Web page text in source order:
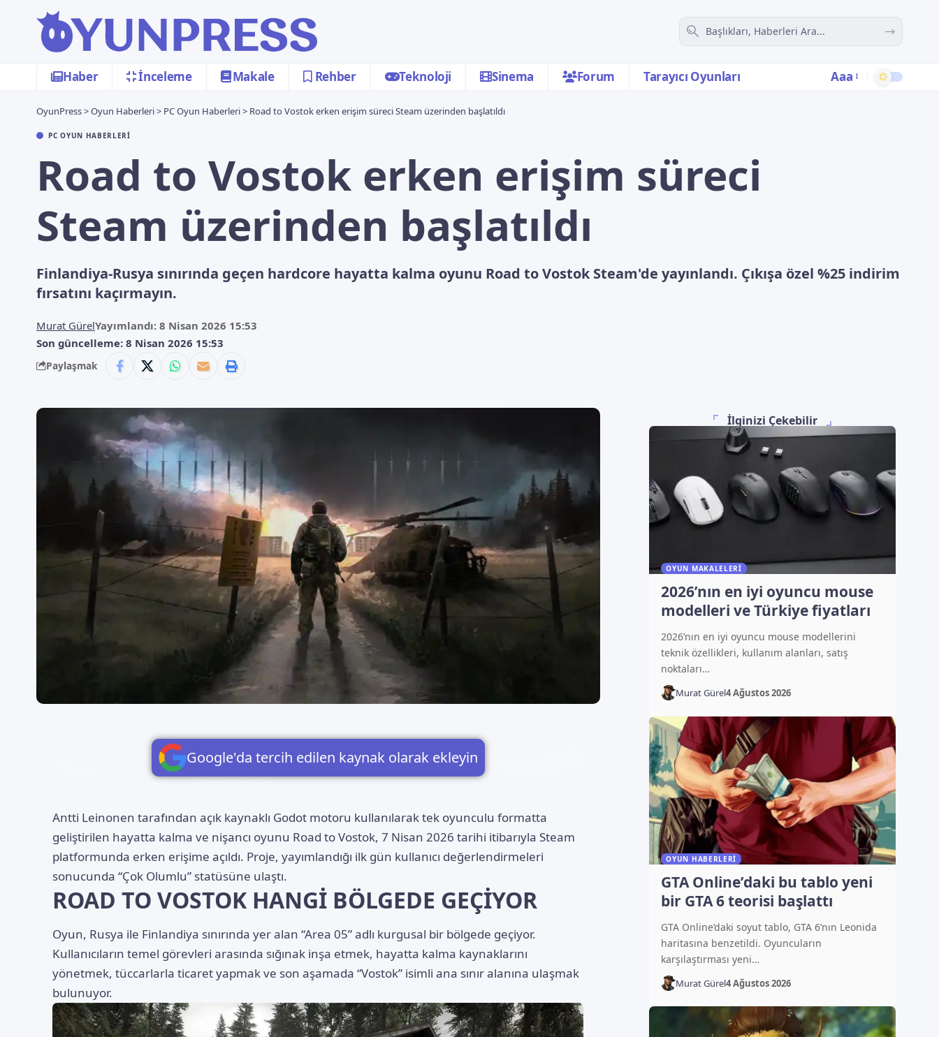
Haber İnceleme Makale Rehber Teknoloji Sinema Forum Tarayıcı Oyunları Aaa
OyunPress>Oyun Haberleri> PC Oyun Haberleri> Road to Vostok erken erişim süreci Steam üzerinden başlatıldı
PC OYUN HABERLERI
Road to Vostok erken erişim süreci
Steam üzerinden başlatıldı
Finlandiya-Rusya sınırında geçen hardcore hayatta kalma oyunu Road to Vostok Steam'de yayınlandı. Çıkışa özel %25 indirim
fırsatını kaçırmayın.
Son güncelleme: 8 Nisan 2026 15:53
Murat GürelYayımlandı: 8 Nisan 2026 15:53
Paylaşmak
Google'da tercih edilen kaynak olarak ekleyin
Antti Leinonen tarafından açık kaynaklı Godot motoru kullanılarak tek oyunculu formatta
geliştirilen hayatta kalma ve nişancı oyunu Road to Vostok, 7 Nisan 2026 tarihi itibarıyla Steam
platformunda erken erişime açıldı. Proje, yayımlandığı ilk gün kullanıcı değerlendirmeleri
sonucunda “Çok Olumlu” statüsüne ulaştı.
ROAD TO VOSTOK HANGİ BÖLGEDE GEÇİYOR
Oyun, Rusya ile Finlandiya sınırında yer alan “Area 05” adlı kurgusal bir bölgede geçiyor.
Kullanıcıların temel görevleri arasında sığınak inşa etmek, hayatta kalma kaynaklarını
yönetmek, tüccarlarla ticaret yapmak ve son aşamada “Vostok” isimli ana sınır alanına ulaşmak
bulunuyor.
İlginizi Çekebilir
OYUN MAKALELERI
2026’nın en iyi oyuncu mouse
modelleri ve Türkiye fiyatları
2026’nın en iyi oyuncu mouse modellerini
teknik özellikleri, kullanım alanları, satış
noktaları…
Murat Gürel4 Ağustos 2026
OYUN HABERLERI
GTA Online’daki bu tablo yeni
bir GTA 6 teorisi başlattı
GTA Online’daki soyut tablo, GTA 6’nın Leonida
haritasına benzetildi. Oyuncuların
karşılaştırması yeni…
Murat Gürel4 Ağustos 2026